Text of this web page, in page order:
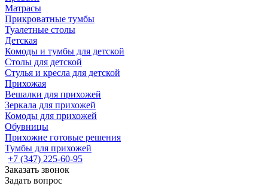
Матрасы
Прикроватные тумбы
Туалетные столы
Детская
Комоды и тумбы для детской
Столы для детской
Стулья и кресла для детской
Прихожая
Вешалки для прихожей
Зеркала для прихожей
Комоды для прихожей
Обувницы
Прихожие готовые решения
Тумбы для прихожей
+7 (347) 225-60-95
Заказать звонок
Задать вопрос